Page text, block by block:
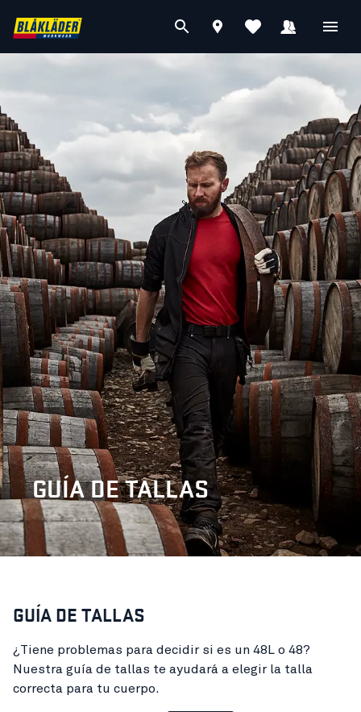
GUÍA DE TALLAS
GUÍA DE TALLAS
¿Tiene problemas para decidir si es un 48L o 48?
Nuestra guía de tallas te ayudará a elegir la talla
correcta para tu cuerpo.